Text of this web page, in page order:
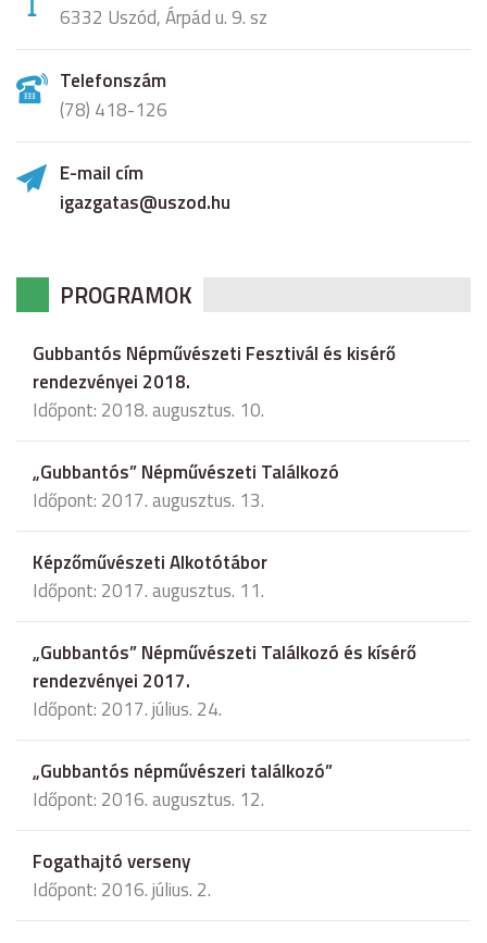
6332 Uszód, Árpád u. 9. sz
Telefonszám
(78) 418-126
E-mail cím
igazgatas@uszod.hu
PROGRAMOK
Gubbantós Népművészeti Fesztivál és kisérő
rendezvényei 2018.
Időpont: 2018. augusztus. 10.
„Gubbantós” Népművészeti Találkozó
Időpont: 2017. augusztus. 13.
Képzőművészeti Alkotótábor
Időpont: 2017. augusztus. 11.
„Gubbantós” Népművészeti Találkozó és kísérő
rendezvényei 2017.
Időpont: 2017. július. 24.
„Gubbantós népművészeri találkozó”
Időpont: 2016. augusztus. 12.
Fogathajtó verseny
Időpont: 2016. július. 2.